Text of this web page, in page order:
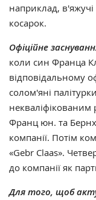
наприклад, в'яжучі
косарок.
Офіційне
коли син Франца
відповідальному
солом'яні
некваліфікованим
Франц юн. та
компанії. Потім
«Gebr Claas».
до компанії як
Для того, щоб